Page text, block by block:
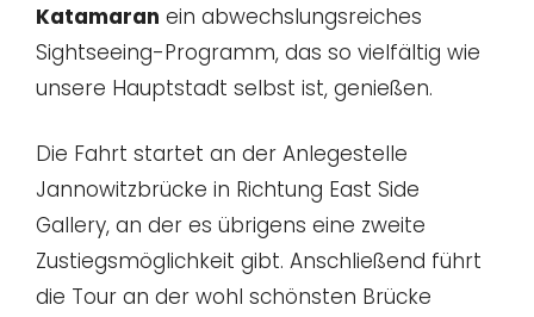
Katamaran ein abwechslungsreiches
Sightseeing-Programm, das so vielfältig wie
unsere Hauptstadt selbst ist, genießen.
Die Fahrt startet an der Anlegestelle
Jannowitzbrücke in Richtung East Side
Gallery, an der es übrigens eine zweite
Zustiegsmöglichkeit gibt. Anschließend führt
die Tour an der wohl schönsten Brücke